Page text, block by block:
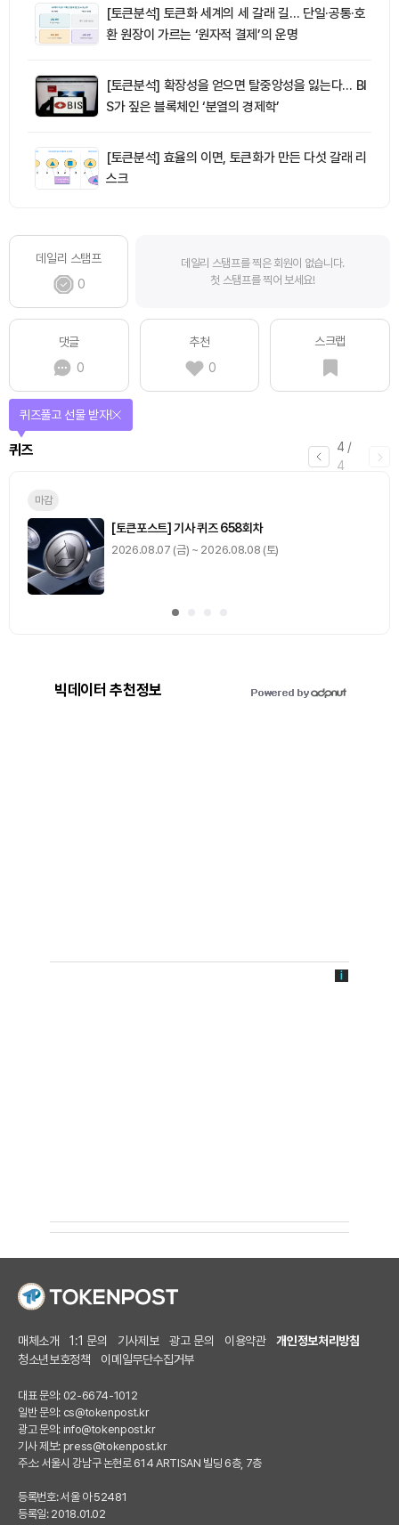
[토큰분석] 토큰화 세계의 세 갈래 길… 단일·공통·호
환 원장이 가르는 ‘원자적 결제’의 운명
[토큰분석] 확장성을 얻으면 탈중앙성을 잃는다… BI
S가 짚은 블록체인 ‘분열의 경제학’
[토큰분석] 효율의 이면, 토큰화가 만든 다섯 갈래 리
스크
데일리 스탬프
0
데일리 스탬프를 찍은 회원이 없습니다.
첫 스탬프를 찍어 보세요!
댓글
0
추천
0
스크랩
1/
미션
매일 미션을 완료하고 보상을 획득!
기사 스탬프
빅데이터 추천정보
매체소개 1:1 문의 기사제보 광고 문의 이용약관
개인정보처리방침
청소년보호정책
이메일무단수집거부
대표 문의: 02-6674-1012
일반 문의: cs@tokenpost.kr
광고 문의: info@tokenpost.kr
기사 제보: press@tokenpost.kr
주소: 서울시 강남구 논현로 614 ARTISAN 빌딩 6층, 7층
등록번호: 서울 아 52481
등록일: 2018.01.02